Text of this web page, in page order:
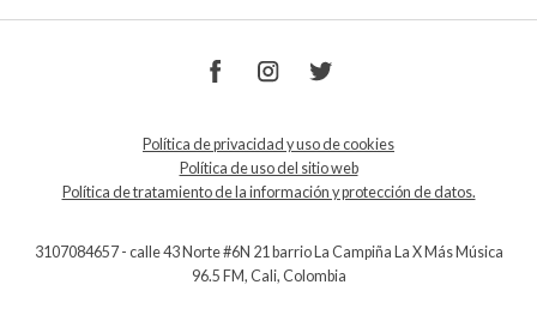
Política de privacidad y uso de cookies
Política de uso del sitio web
Política de tratamiento de la información y protección de datos.
3107084657 - calle 43 Norte #6N 21 barrio La Campiña La X Más Música
96.5 FM, Cali, Colombia